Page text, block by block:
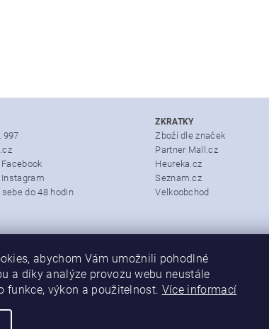
997
do 48 hodin
ZKRATKY
Zboží dle značek
Partner Mall.cz
Heureka.cz
Seznam.cz
Velkoobchod
abychom Vám umožnili pohodlné
a díky analýze provozu webu neustále
funkce, výkon a použitelnost. Více informací